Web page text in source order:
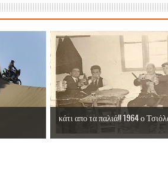
των αποτελεσμάτων των
ΡΕΥΜΑΤΟΣ ΣΤΗΝ ΔΕΗ
Από ΠΡΟΕΡΝΑ Ναός Δήμητρας
ΤΗΣ ΘΕΑΣ ΔΗΜΗΤΡΑΣ ΣΤΗΝ
κάτι απο τα παλιά!! 1964 ο